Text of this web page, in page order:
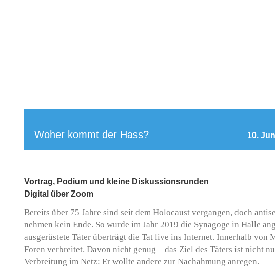
Woher kommt der Hass? 10.
Vortrag, Podium und kleine Diskussionsrunden
Digital über Zoom
Bereits über 75 Jahre sind seit dem Holocaust vergangen, doch
nehmen kein Ende. So wurde im Jahr 2019 die Synagoge in Halle
ausgerüstete Täter überträgt die Tat live ins Internet. Innerhalb von
Foren verbreitet. Davon nicht genug – das Ziel des Täters ist nicht
Verbreitung im Netz: Er wollte andere zur Nachahmung anregen.